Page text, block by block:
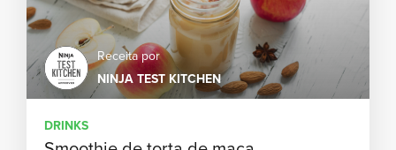
Receita por
NINJA TEST KITCHEN
DRINKS